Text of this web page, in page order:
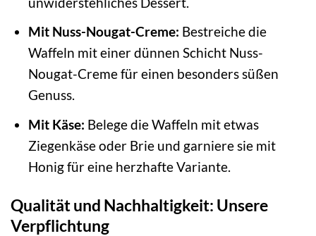
Mit Nuss-Nougat-Creme: Bestreiche die
Waffeln mit einer dünnen Schicht Nuss-
Nougat-Creme für einen besonders süßen
Genuss.
Mit Käse: Belege die Waffeln mit etwas
Ziegenkäse oder Brie und garniere sie mit
Honig für eine herzhafte Variante.
Qualität und Nachhaltigkeit: Unsere
Verpflichtung